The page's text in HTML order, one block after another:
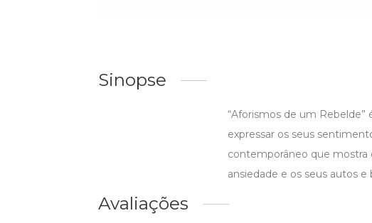
Sinopse
“Aforismos de um
expressar os seus
contemporâneo que mostra
ansiedade e os seus autos e
Avaliações